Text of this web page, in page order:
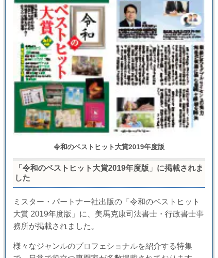
令和のベストヒット大賞2019年度版
「令和のベストヒット大賞2019年度版」に掲載されま
した
ミスター・パートナー社出版の「令和のベストヒット
大賞 2019年度版」に、美馬克康司法書士・行政書士事
務所が掲載されました。
様々なジャンルのプロフェショナルを紹介する特集